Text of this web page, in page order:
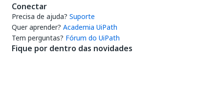
Conectar
Precisa de ajuda? Suporte
Quer aprender? Academia UiPath
Tem perguntas? Fórum do UiPath
Fique por dentro das novidades